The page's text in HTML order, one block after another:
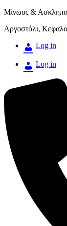
Μίνωος &
Αργοστόλι,
Log in
Log in